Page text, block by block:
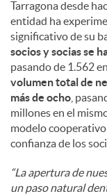
Tarragona desde
entidad ha
significativo de su
socios y socias se
pasando de 1.562
volumen total de
más de ocho ,
millones en el
modelo
confianza de los
“La apertura de
un paso natural